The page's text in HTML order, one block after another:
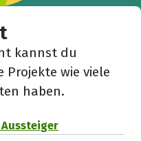
kannst du
Projekte wie viele
haben.